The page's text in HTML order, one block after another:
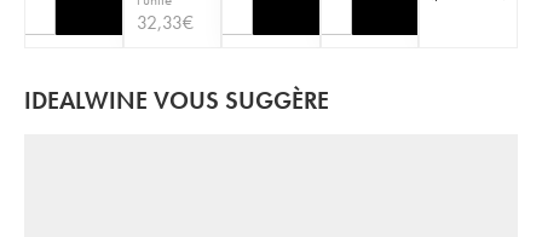
32,33€
IDEALWINE VOUS SUGGÈRE